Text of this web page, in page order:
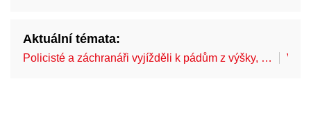
Aktuální témata:
Policisté a záchranáři vyjížděli k pádům z výšky, … V